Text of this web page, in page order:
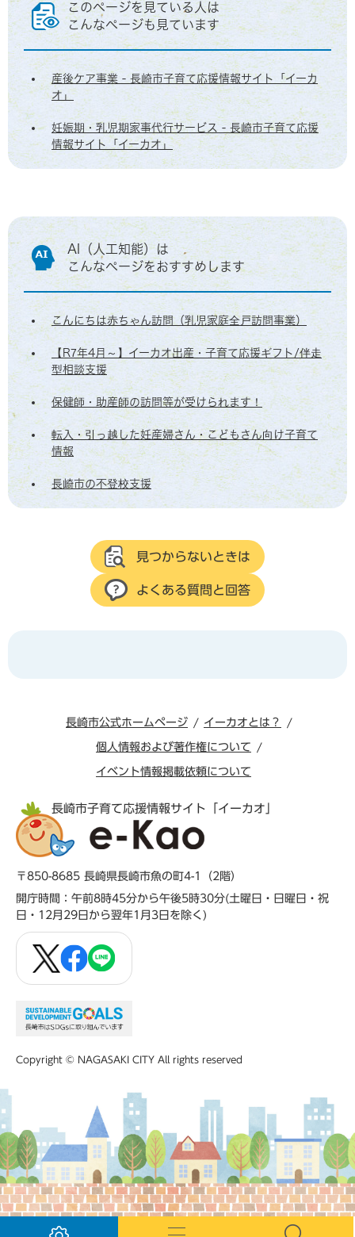
このページを見ている人は
こんなページも見ています
産後ケア事業 - 長崎市子育て応援情報サイト「イーカ
オ」
妊娠期・乳児期家事代行サービス - 長崎市子育て応援
情報サイト「イーカオ」
AI（人工知能）は
こんなページをおすすめします
こんにちは赤ちゃん訪問（乳児家庭全戸訪問事業）
【R7年4月～】イーカオ出産・子育て応援ギフト/伴走
型相談支援
保健師・助産師の訪問等が受けられます！
転入・引っ越した妊産婦さん・こどもさん向け子育て
情報
長崎市の不登校支援
見つからないときは
よくある質問と回答
長崎市公式ホームページ イーカオとは？
個人情報および著作権について
イベント情報掲載依頼について
長崎市子育て応援情報サイト「イーカオ」
〒850-8685 長崎県長崎市魚の町4-1（2階）
開庁時間：午前8時45分から午後5時30分(土曜日・日曜日・祝
日・12月29日から翌年1月3日を除く)
Copyright © NAGASAKI CITY All rights reserved